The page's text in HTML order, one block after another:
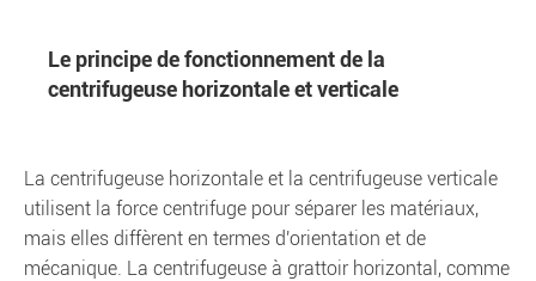
Le principe de fonctionnement de la
centrifugeuse horizontale et verticale
La centrifugeuse horizontale et la centrifugeuse verticale
utilisent la force centrifuge pour séparer les matériaux,
mais elles diffèrent en termes d'orientation et de
mécanique. La centrifugeuse à grattoir horizontal, comme